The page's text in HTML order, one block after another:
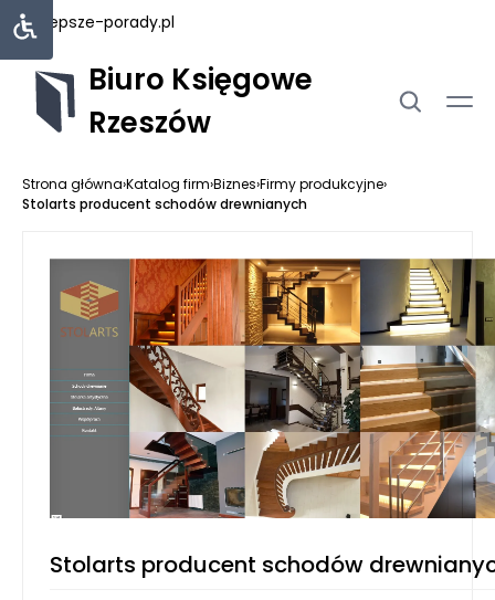
najlepsze-porady.pl
Biuro Księgowe
Rzeszów
Strona główna›Katalog firm›Biznes›Firmy produkcyjne›
Stolarts producent schodów drewnianych
Stolarts producent schodów